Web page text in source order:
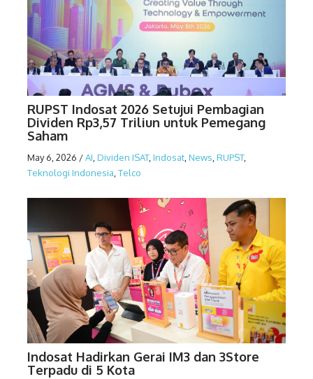
RUPST Indosat 2026 Setujui Pembagian
Dividen Rp3,57 Triliun untuk Pemegang
Saham
May 6, 2026 /AI Dividen ISAT, Indosat News RUPST,
Teknologi Indonesia Telco
Indosat Hadirkan Gerai IM3 dan 3Store
Terpadu di 5 Kota